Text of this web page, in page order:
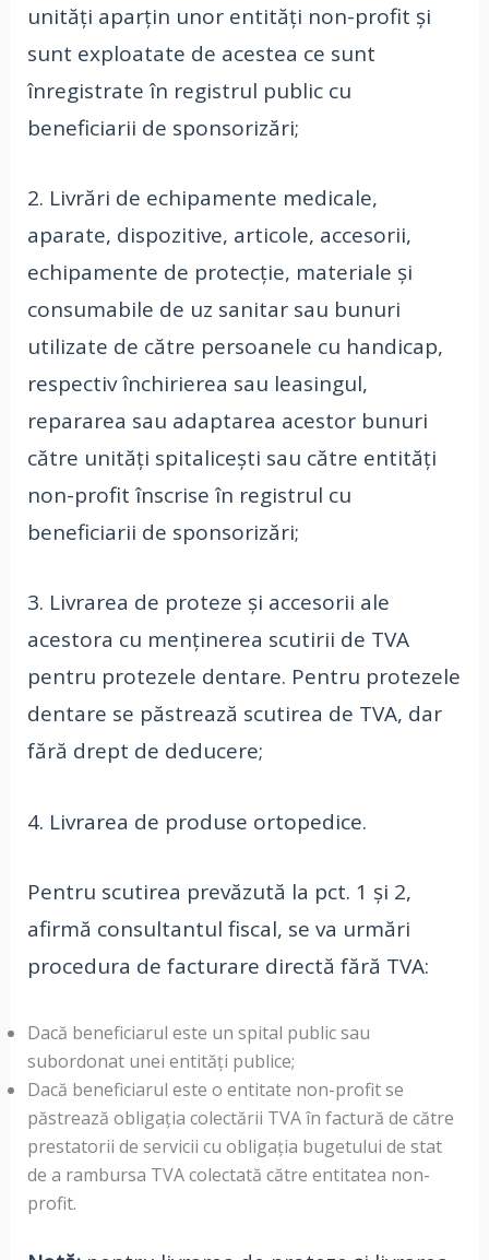
unități aparțin unor entități non-profit și
sunt exploatate de acestea ce sunt
înregistrate în registrul public cu
beneficiarii de sponsorizări;
2. Livrări de echipamente medicale,
aparate, dispozitive, articole, accesorii,
echipamente de protecție, materiale și
consumabile de uz sanitar sau bunuri
utilizate de către persoanele cu handicap,
respectiv închirierea sau leasingul,
repararea sau adaptarea acestor bunuri
către unități spitalicești sau către entități
non-profit înscrise în registrul cu
beneficiarii de sponsorizări;
3. Livrarea de proteze și accesorii ale
acestora cu menținerea scutirii de TVA
pentru protezele dentare. Pentru protezele
dentare se păstrează scutirea de TVA, dar
fără drept de deducere;
4. Livrarea de produse ortopedice.
Pentru scutirea prevăzută la pct. 1 și 2,
afirmă consultantul fiscal, se va urmări
procedura de facturare directă fără TVA:
Dacă beneficiarul este un spital public sau
subordonat unei entități publice;
Dacă beneficiarul este o entitate non-profit se
păstrează obligația colectării TVA în factură de către
prestatorii de servicii cu obligația bugetului de stat
de a rambursa TVA colectată către entitatea non-
profit.